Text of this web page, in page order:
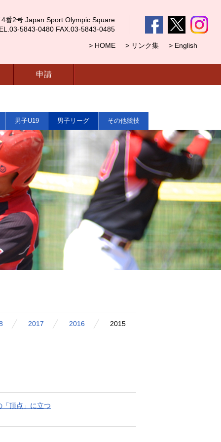
番2号 Japan Sport Olympic Square
5843-0480 FAX.03-5843-0485
> HOME > リンク集 > English
申請
男子U19 男子リーグ その他競技
2017 2016
2015
頂点」に立つ